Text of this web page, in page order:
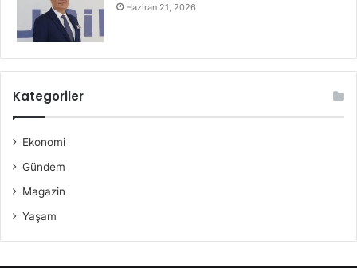
Haziran 21, 2026
Kategoriler
Ekonomi
Gündem
Magazin
Yaşam